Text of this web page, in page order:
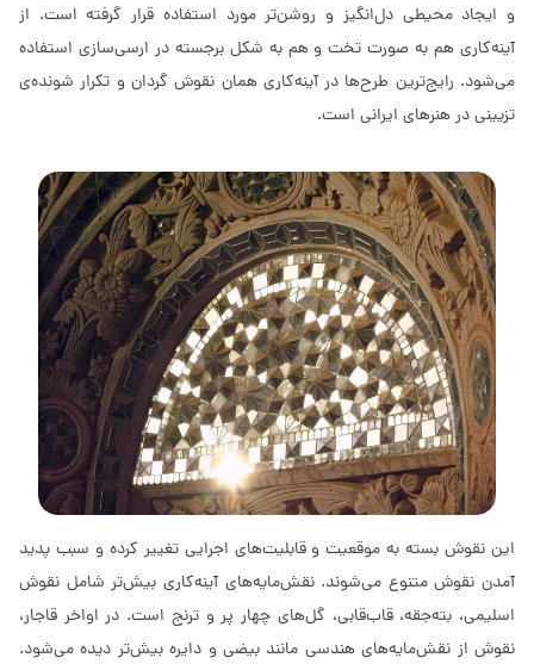
و ایجاد محیطی دل‌انگیز و روشن‌تر مورد استفاده قرار گرفته است. از
آینه‌كاری هم به صورت تخت و هم به شكل برجسته در ارسی‌سازی استفاده
می‌شود. رایج‌ترین طرح‌ها در آینه‌كاری همان نقوش گردان و تكرار شونده‌ی
تزیینی در هنرهای ایرانی است.
این نقوش بسته به موقعیت و قابلیت‌های اجرایی تغییر كرده و سبب پدید
آمدن نقوش متنوع می‌شوند. نقش‌مایه‌های آینه‌كاری بیش‌تر شامل نقوش
اسلیمی، بته‌جقه، قاب‌قابی، گل‌های چهار پر و ترنج است. در اواخر قاجار،
نقوش از نقش‌مایه‌های هندسی مانند بیضی و دایره بیش‌تر دیده می‌شود.